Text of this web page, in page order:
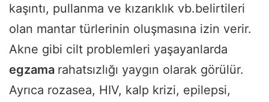
kaşıntı, pullanma ve kızarıklık vb.belirtileri
olan mantar türlerinin oluşmasına izin verir.
Akne gibi cilt problemleri yaşayanlarda
egzama rahatsızlığı yaygın olarak görülür.
Ayrıca rozasea, HIV, kalp krizi, epilepsi,